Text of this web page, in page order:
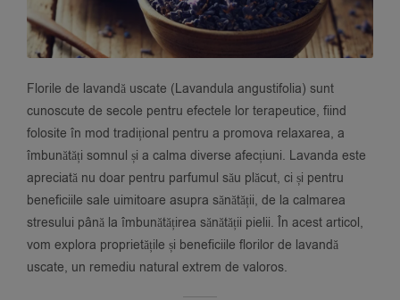
Florile de lavandă uscate (Lavandula angustifolia) sunt
cunoscute de secole pentru efectele lor terapeutice, fiind
folosite în mod tradițional pentru a promova relaxarea, a
îmbunătăți somnul și a calma diverse afecțiuni. Lavanda este
apreciată nu doar pentru parfumul său plăcut, ci și pentru
beneficiile sale uimitoare asupra sănătății, de la calmarea
stresului până la îmbunătățirea sănătății pielii. În acest articol,
vom explora proprietățile și beneficiile florilor de lavandă
uscate, un remediu natural extrem de valoros.